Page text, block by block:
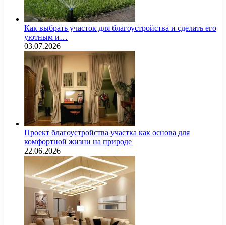
Как выбрать участок для благоустройства и сделать его
уютным и…
03.07.2026
Проект благоустройства участка как основа для
комфортной жизни на природе
22.06.2026